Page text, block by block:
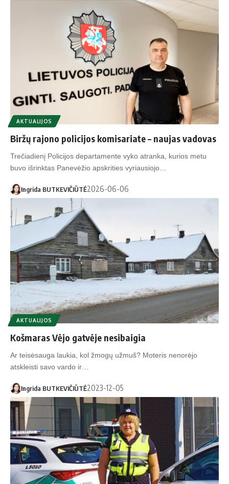
AKTUALIJOS
Biržų rajono policijos komisariate – naujas vadovas
Trečiadienį Policijos departamente vyko atranka, kurios metu
buvo išrinktas Panevėžio apskrities vyriausiojo…
Ingrida BUTKEVIČIŪTĖ2026-06-06
AKTUALIJOS
Košmaras Vėjo gatvėje nesibaigia
Ar teisėsauga laukia, kol žmogų užmuš? Moteris nenorėjo
atskleisti savo vardo ir…
Ingrida BUTKEVIČIŪTĖ2023-12-05